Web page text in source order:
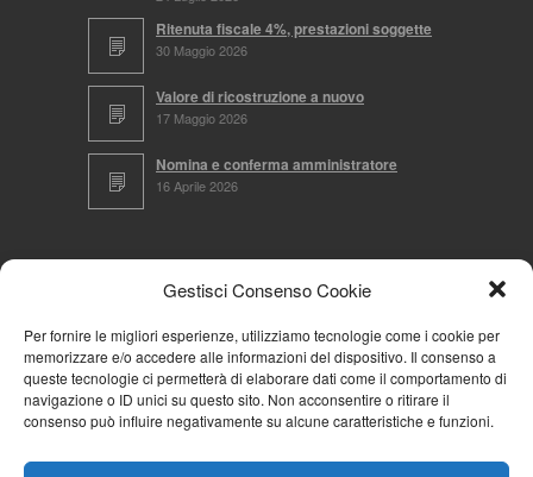
Gestisci Consenso Cookie
Per fornire le migliori esperienze, utilizziamo tecnologie come i cookie per
memorizzare e/o accedere alle informazioni del dispositivo. Il consenso a
queste tecnologie ci permetterà di elaborare dati come il comportamento di
navigazione o ID unici su questo sito. Non acconsentire o ritirare il
consenso può influire negativamente su alcune caratteristiche e funzioni.
Ritenuta fiscale 4%, prestazioni soggette
30 Maggio 2026
Valore di ricostruzione a nuovo
17 Maggio 2026
Nomina e conferma amministratore
16 Aprile 2026
CERCA NEL SITO
NAVIGA PER
Mappa completa
Cookie Policy (UE)